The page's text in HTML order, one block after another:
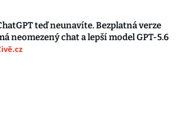
teď neunavíte. Bezplatná verze
neomezený chat a lepší model GPT-5.6